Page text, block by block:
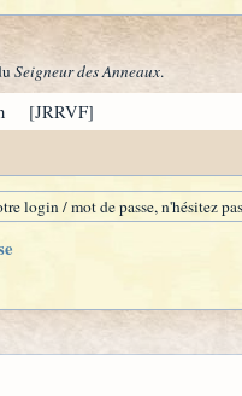
Seigneur des Anneaux.
[JRRVF]
login / mot de passe, n'hésitez